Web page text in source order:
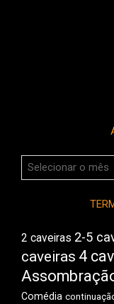
Arquivos
do
2 caveiras 2-5
caveiras 4
Comédia